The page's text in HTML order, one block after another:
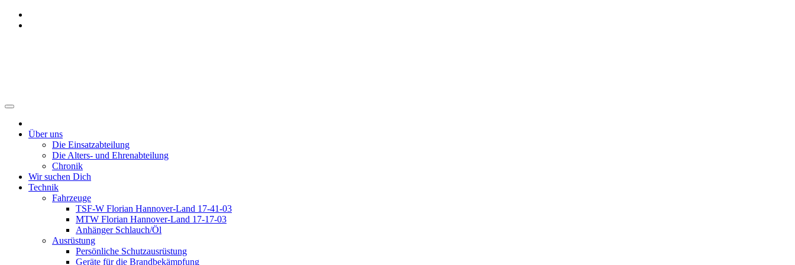
Zum
Inhalt
Über uns
Die Einsatzabteilung
Die Alters- und Ehrenabteilung
Chronik
Wir suchen Dich
Technik
Fahrzeuge
TSF-W Florian Hannover-Land 17-41-03
MTW Florian Hannover-Land 17-17-03
Anhänger Schlauch/Öl
Ausrüstung
Persönliche Schutzausrüstung
Geräte für die Brandbekämpfung